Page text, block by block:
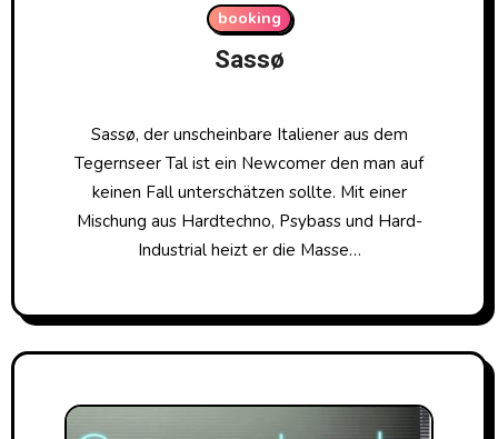
booking
Sassø
Sassø, der unscheinbare Italiener aus dem
Tegernseer Tal ist ein Newcomer den man auf
keinen Fall unterschätzen sollte. Mit einer
Mischung aus Hardtechno, Psybass und Hard-
Industrial heizt er die Masse…